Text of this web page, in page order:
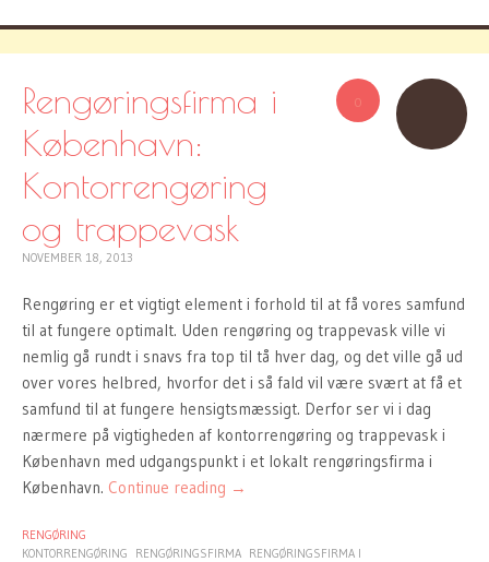
0
Rengøringsfirma i
København:
Kontorrengøring
og trappevask
NOVEMBER 18, 2013
Rengøring er et vigtigt element i forhold til at få vores samfund
til at fungere optimalt. Uden rengøring og trappevask ville vi
nemlig gå rundt i snavs fra top til tå hver dag, og det ville gå ud
over vores helbred, hvorfor det i så fald vil være svært at få et
samfund til at fungere hensigtsmæssigt. Derfor ser vi i dag
nærmere på vigtigheden af kontorrengøring og trappevask i
København med udgangspunkt i et lokalt rengøringsfirma i
København. Continue reading →
RENGØRING
KONTORRENGØRING
RENGØRINGSFIRMA RENGØRINGSFIRMA I